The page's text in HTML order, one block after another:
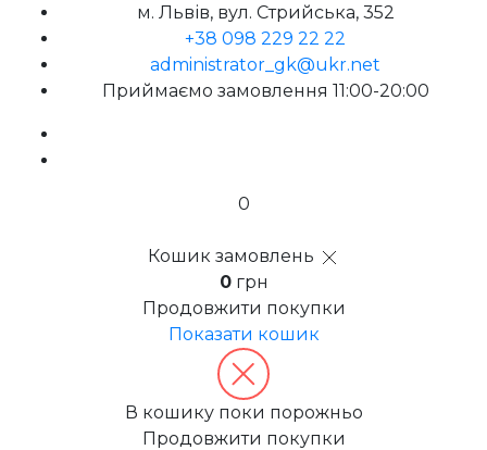
м. Львів, вул. Стрийська, 352
+38 098 229 22 22
administrator_gk@ukr.net
Приймаємо замовлення 11:00-20:00
0
Кошик замовлень
0грн
Продовжити покупки
Показати кошик
В кошику поки порожньо
Продовжити покупки